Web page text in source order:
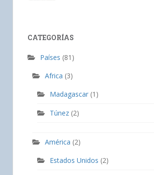
CATEGORÍAS
Países (81)
Africa (3)
Madagascar (1)
Túnez (2)
América (2)
Estados Unidos (2)